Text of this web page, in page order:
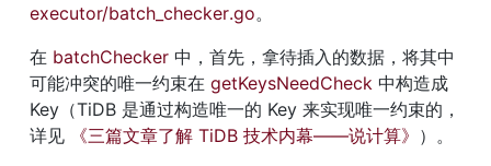
executor/batch_checker.go。
在 batchChecker 中，首先，拿待插入的数据，将其中
可能冲突的唯一约束在 getKeysNeedCheck 中构造成
Key（TiDB 是通过构造唯一的 Key 来实现唯一约束的，
详见
《三篇文章了解 TiDB 技术内幕——说计算》 ）。